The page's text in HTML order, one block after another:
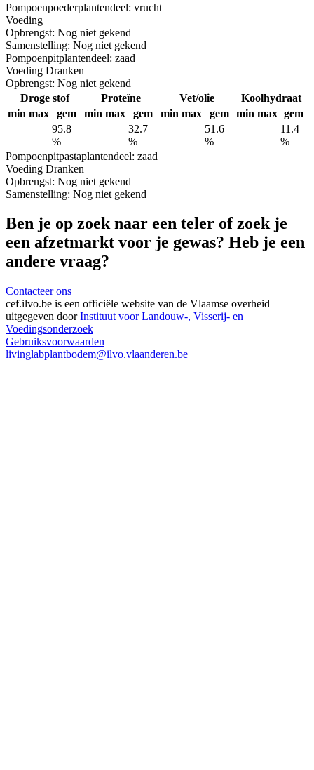
Pompoenpoederplantendeel: vrucht
Voeding
Opbrengst: Nog niet gekend
Samenstelling: Nog niet gekend
Pompoenpitplantendeel: zaad
Voeding Dranken
Opbrengst: Nog niet gekend
Droge stof
Proteïne Vet/olie
Koolhydraat
min max gem min max gem min max gem min max gem
95.8
%
32.7
%
51.6
%
11.4
%
Pompoenpitpastaplantendeel: zaad
Voeding Dranken
Opbrengst: Nog niet gekend
Samenstelling: Nog niet gekend
Ben je op zoek naar een teler of zoek je
een afzetmarkt voor je gewas? Heb je een
andere vraag?
Contacteer ons
cef.ilvo.be is een officiële website van de Vlaamse overheid
uitgegeven doorInstituut voor Landouw-, Visserij- en
Voedingsonderzoek
Gebruiksvoorwaarden
livinglabplantbodem@ilvo.vlaanderen.be